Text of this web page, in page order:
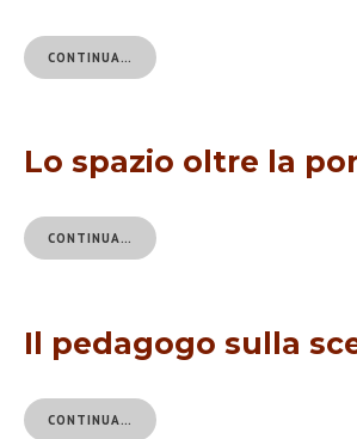
CONTINUA…
Lo spazio oltre la
CONTINUA…
Il pedagogo sulla
CONTINUA…